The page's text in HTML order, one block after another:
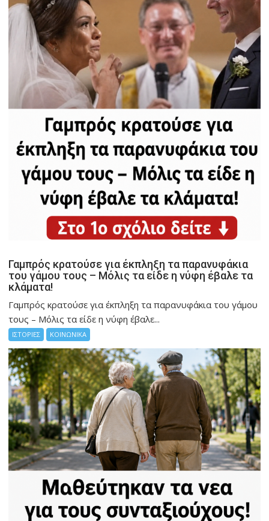
Γαμπρός κρατούσε για έκπληξη τα παρανυφάκια
του γάμου τους – Μόλις τα είδε η νύφη έβαλε τα
κλάματα!
Γαμπρός κρατούσε για έκπληξη τα παρανυφάκια του γάμου
τους – Μόλις τα είδε η νύφη έβαλε...
ΙΣΤΟΡΙΕΣ ΚΟΙΝΩΝΙΚΑ